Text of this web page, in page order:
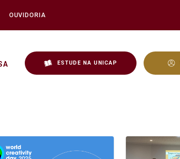
OUVIDORIA
ESTUDE NA UNICAP